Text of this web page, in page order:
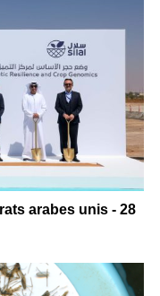
arabes unis - 28